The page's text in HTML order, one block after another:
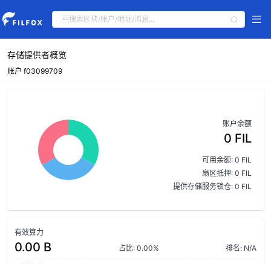
存储提供者概览
账户 f03099709
账户余额
0 FIL
可用余额: 0 FIL
扇区抵押: 0 FIL
提供存储服务锁仓: 0 FIL
有效算力
0.00 B 占比: 0.00% 排名: N/A